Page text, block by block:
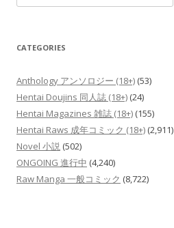
for:
CATEGORIES
Anthology アンソロジー (18+) (53)
Hentai Doujins 同人誌 (18+) (24)
Hentai Magazines 雑誌 (18+) (155)
Hentai Raws 成年コミック (18+) (2,911)
Novel 小説 (502)
ONGOING 進行中 (4,240)
Raw Manga 一般コミック (8,722)